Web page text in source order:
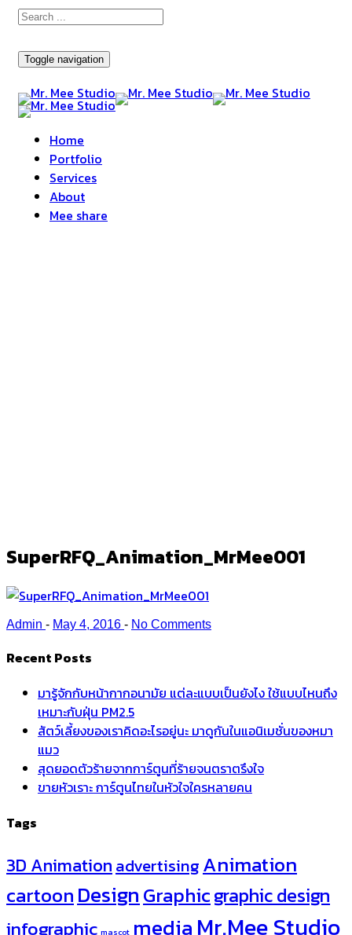
Toggle navigation
Home
Portfolio
Services
About
Mee share
SuperRFQ_Animation_MrMee001
Admin - May 4, 2016 - No Comments
Recent Posts
มารู้จักกับหน้ากากอนามัย แต่ละแบบเป็นยังไง ใช้แบบไหนถึง
เหมาะกับฝุ่น PM2.5
สัตว์เลี้ยงของเราคิดอะไรอยู่นะ มาดูกันในแอนิเมชั่นของหมา
แมว
สุดยอดตัวร้ายจากการ์ตูนที่ร้ายจนตราตรึงใจ
ขายหัวเราะ การ์ตูนไทยในหัวใจใครหลายคน
Tags
3D AnimationadvertisingAnimation
cartoonDesignGraphicgraphic design
infographic mascot mediaMr.Mee Studio